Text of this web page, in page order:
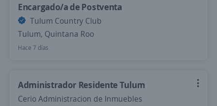
Encargado/a de Postventa
Tulum Country Club
Tulum, Quintana Roo
Hace 7 días
Administrador Residente Tulum
Cerio Administracion de Inmuebles